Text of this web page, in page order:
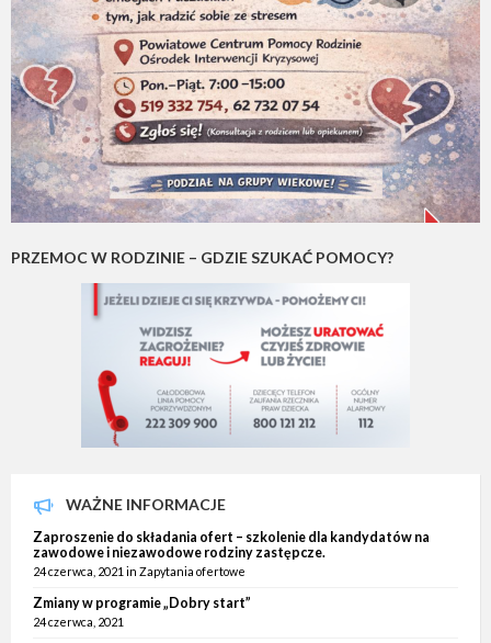
PRZEMOC W RODZINIE – GDZIE SZUKAĆ POMOCY?
WAŻNE INFORMACJE
Zaproszenie do składania ofert – szkolenie dla kandydatów na
zawodowe i niezawodowe rodziny zastępcze.
24 czerwca, 2021 in Zapytania ofertowe
Zmiany w programie „Dobry start”
24 czerwca, 2021